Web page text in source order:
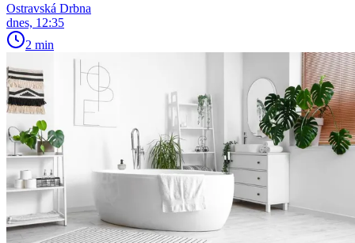
Ostravská Drbna
dnes, 12:35
2 min